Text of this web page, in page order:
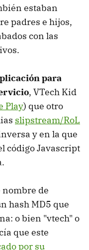
estaban
padres e hijos,
con las
para
, VTech Kid
Play) que otro
slipstream/RoL
y en la que
código Javascript
de
hash MD5 que
o bien "vtech" o
que este
por su